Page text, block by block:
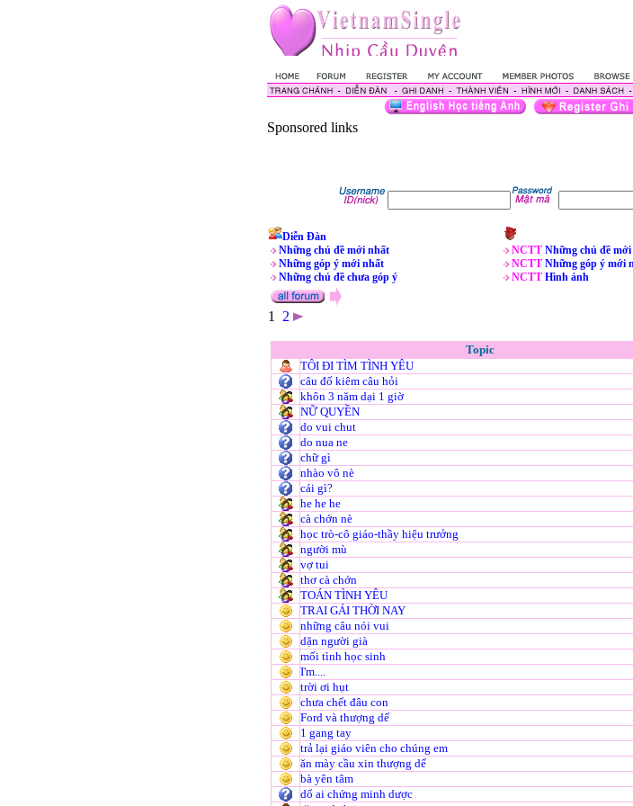
Sponsored links
Diễn Đàn
Những chủ đề mới nhất
Những góp ý mới nhất
Những chủ đề chưa góp ý
NCTT Những chủ đề
NCTT Những góp ý mới
NCTT Hình ảnh
1 2
Topic
TÔI ĐI TÌM TÌNH YÊU
câu đố kiêm câu hỏi
khôn 3 năm dại 1 giờ
NỮ QUYỀN
do vui chut
do nua ne
chữ gì
nhào vô nè
cái gì?
he he he
cà chớn nè
học trò-cô giáo-thầy hiệu trưởng
người mù
vợ tui
thơ cà chớn
TOÁN TÌNH YÊU
TRAI GÁI THỜI NAY
những câu nói vui
dặn người già
mối tình học sinh
I'm....
trời ơi hụt
chưa chết đâu con
Ford và thượng dế
1 gang tay
trả lại giáo viên cho chúng em
ăn mày cầu xin thượng dế
bà yên tâm
dố ai chứng minh dược